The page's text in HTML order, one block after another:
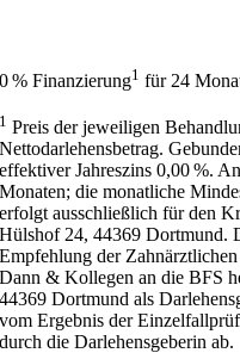
0 % Finanzierung1 für 24
1 Preis der jeweiligen
Nettodarlehensbetrag.
effektiver Jahreszins 0,00 %.
Monaten; die monatliche
erfolgt ausschließlich für den
Hülshof 24, 44369 Dortmund.
Empfehlung der
Dann & Kollegen an die BFS
44369 Dortmund als
vom Ergebnis der
durch die Darlehensgeberin ab.